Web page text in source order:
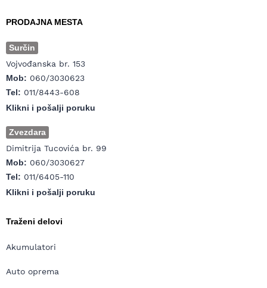
PRODAJNA MESTA
Surčin
Vojvođanska br. 153
Mob: 060/3030623
Tel: 011/8443-608
Klikni i pošalji poruku
Zvezdara
Dimitrija Tucovića br. 99
Mob: 060/3030627
Tel: 011/6405-110
Klikni i pošalji poruku
Traženi delovi
Akumulatori
Auto oprema